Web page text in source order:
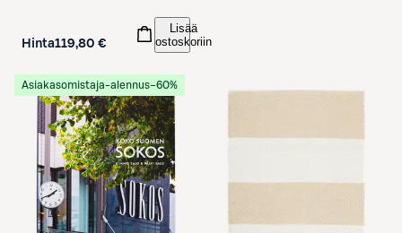
Hinta119,80 €
Lisää
ostoskoriin
Asiakasomistaja-alennus−60%